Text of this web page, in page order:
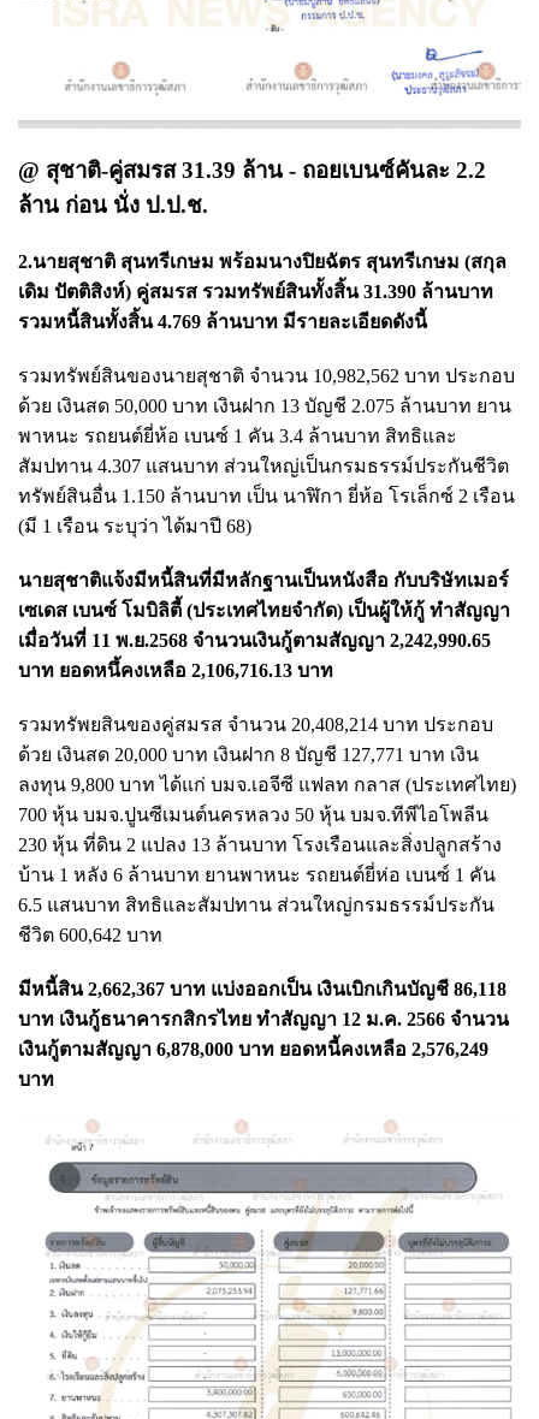
@ สุชาติ-คู่สมรส 31.39 ล้าน - ถอยเบนซ์คันละ 2.2
ล้าน ก่อน นั่ง ป.ป.ช.
2.นายสุชาติ สุนทรีเกษม พร้อมนางปิยฉัตร สุนทรีเกษม (สกุล
เดิม ปัตติสิงห์) คู่สมรส รวมทรัพย์สินทั้งสิ้น 31.390 ล้านบาท
รวมหนี้สินทั้งสิ้น 4.769 ล้านบาท มีรายละเอียดดังนี้
รวมทรัพย์สินของนายสุชาติ จำนวน 10,982,562 บาท ประกอบ
ด้วย เงินสด 50,000 บาท เงินฝาก 13 บัญชี 2.075 ล้านบาท ยาน
พาหนะ รถยนต์ยี่ห้อ เบนซ์ 1 คัน 3.4 ล้านบาท สิทธิและ
สัมปทาน 4.307 แสนบาท ส่วนใหญ่เป็นกรมธรรม์ประกันชีวิต
ทรัพย์สินอื่น 1.150 ล้านบาท เป็น นาฬิกา ยี่ห้อ โรเล็กซ์ 2 เรือน
(มี 1 เรือน ระบุว่า ได้มาปี 68)
นายสุชาติแจ้งมีหนี้สินที่มีหลักฐานเป็นหนังสือ กับบริษัทเมอร์
เซเดส เบนซ์ โมบิลิตี้ (ประเทศไทยจำกัด) เป็นผู้ให้กู้ ทำสัญญา
เมื่อวันที่ 11 พ.ย.2568 จำนวนเงินกู้ตามสัญญา 2,242,990.65
บาท ยอดหนึ้คงเหลือ 2,106,716.13 บาท
รวมทรัพยสินของคู่สมรส จำนวน 20,408,214 บาท ประกอบ
ด้วย เงินสด 20,000 บาท เงินฝาก 8 บัญชี 127,771 บาท เงิน
ลงทุน 9,800 บาท ได้แก่ บมจ.เอจีซี แฟลท กลาส (ประเทศไทย)
700 หุ้น บมจ.ปูนซีเมนต์นครหลวง 50 หุ้น บมจ.ทีพีไอโพลีน
230 หุ้น ที่ดิน 2 แปลง 13 ล้านบาท โรงเรือนและสิ่งปลูกสร้าง
บ้าน 1 หลัง 6 ล้านบาท ยานพาหนะ รถยนต์ยี่ห่อ เบนซ์ 1 คัน
6.5 แสนบาท สิทธิและสัมปทาน ส่วนใหญ่กรมธรรม์ประกัน
ชีวิต 600,642 บาท
มีหนี้สิน 2,662,367 บาท แบ่งออกเป็น เงินเบิกเกินบัญชี 86,118
บาท เงินกู้ธนาคารกสิกรไทย ทำสัญญา 12 ม.ค. 2566 จำนวน
เงินกู้ตามสัญญา 6,878,000 บาท ยอดหนี้คงเหลือ 2,576,249
บาท